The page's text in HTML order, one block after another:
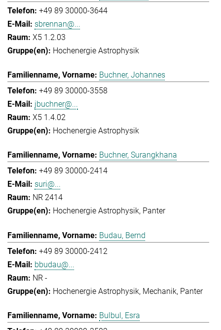
+49 89 30000-3644
sbrennan@...
X5 1.2.03
Hochenergie Astrophysik
Buchner, Johannes
+49 89 30000-3558
jbuchner@...
X5 1.4.02
Hochenergie Astrophysik
Buchner, Surangkhana
+49 89 30000-2414
suri@...
NR 2414
Hochenergie Astrophysik Panter
Budau, Bernd
+49 89 30000-2412
bbudau@...
NR -
Hochenergie Astrophysik Mechanik Panter
Bulbul, Esra